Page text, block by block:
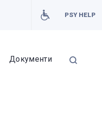
PSY HELP
Документи